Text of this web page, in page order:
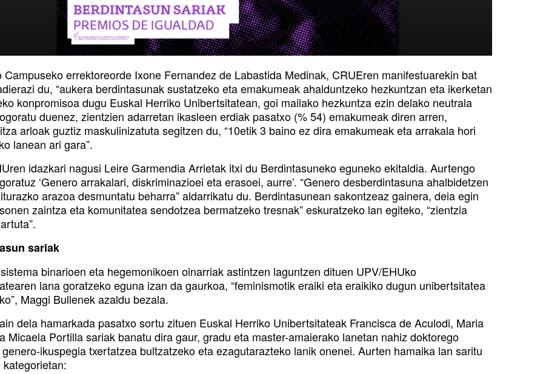
Campuseko errektoreorde Ixone Fernandez de Labastida Medinak, CRUEren manifestuarekin bat
du, “aukera berdintasunak sustatzeko eta emakumeak ahalduntzeko hezkuntzan eta ikerketan
konpromisoa dugu Euskal Herriko Unibertsitatean, goi mailako hezkuntza ezin delako neutrala
duenez, zientzien adarretan ikasleen erdiak pasatxo (% 54) emakumeak diren arren,
arloak guztiz maskulinizatuta segitzen du, “10etik 3 baino ez dira emakumeak eta arrakala hori
lanean ari gara”.
idazkari nagusi Leire Garmendia Arrietak itxi du Berdintasuneko eguneko ekitaldia. Aurtengo
‘Genero arrakalari, diskriminazioei eta erasoei, aurre’. “Genero desberdintasuna ahalbidetzen
arazoa desmuntatu beharra” aldarrikatu du. Berdintasunean sakontzeaz gainera, deia egin
zaintza eta komunitatea sendotzea bermatzeko tresnak” eskuratzeko lan egiteko, “zientzia
sariak
binarioen eta hegemonikoen oinarriak astintzen laguntzen dituen UPV/EHUko
lana goratzeko eguna izan da gaurkoa, “feminismotik eraiki eta eraikiko dugun unibertsitatea
Maggi Bullenek azaldu bezala.
dela hamarkada pasatxo sortu zituen Euskal Herriko Unibertsitateak Francisca de Aculodi, Maria
Micaela Portilla sariak banatu dira gaur, gradu eta master-amaierako lanetan nahiz doktorego
ikuspegia txertatzea bultzatzeko eta ezagutarazteko lanik onenei. Aurten hamaika lan saritu